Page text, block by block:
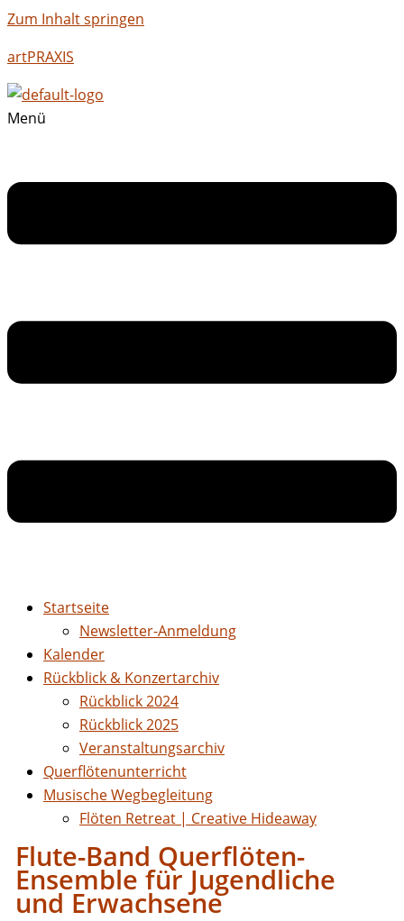
Zum Inhalt springen
artPRAXIS
Menü
Startseite
Newsletter-Anmeldung
Kalender
Rückblick & Konzertarchiv
Rückblick 2024
Rückblick 2025
Veranstaltungsarchiv
Querflötenunterricht
Musische Wegbegleitung
Flöten Retreat | Creative Hideaway
Flute-Band Querflöten-
Ensemble für Jugendliche
und Erwachsene